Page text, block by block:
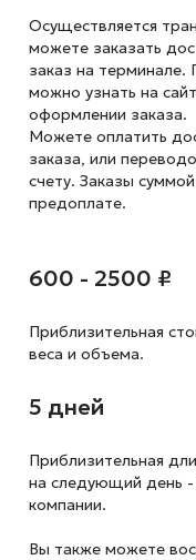
Осуществляется
можете заказать
заказ на
можно узнать на
оформлении заказа.
Можете оплатить
заказа, или
счету. Заказы
предоплате.
600 - 2500 ₽
Приблизительная
веса и объема.
5 дней
Приблизительная
на следующий день
компании.
Вы также можете